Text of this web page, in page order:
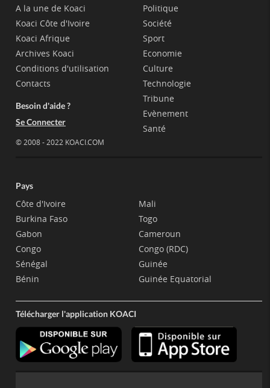
A la une de Koaci
Koaci Côte d'Ivoire
Koaci Afrique
Archives Koaci
Conditions d'utilisation
Contacts
Besoin d'aide ?
Se Connecter
© 2008 - 2022 KOACI.COM
Politique
Société
Sport
Economie
Culture
Technologie
Tribune
Evènement
Santé
Pays
Côte d'Ivoire
Burkina Faso
Gabon
Congo
Sénégal
Bénin
Mali
Togo
Cameroun
Congo (RDC)
Guinée
Guinée Equatorial
Télécharger l'application KOACI